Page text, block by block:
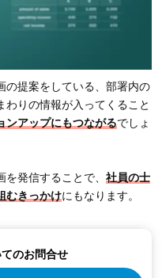
の提案をしている、部署内の
わりの情報が入ってくること
ンアップにもつながるでしょ
を発信することで、社員の士
むきっかけにもなります。
のお問合せ